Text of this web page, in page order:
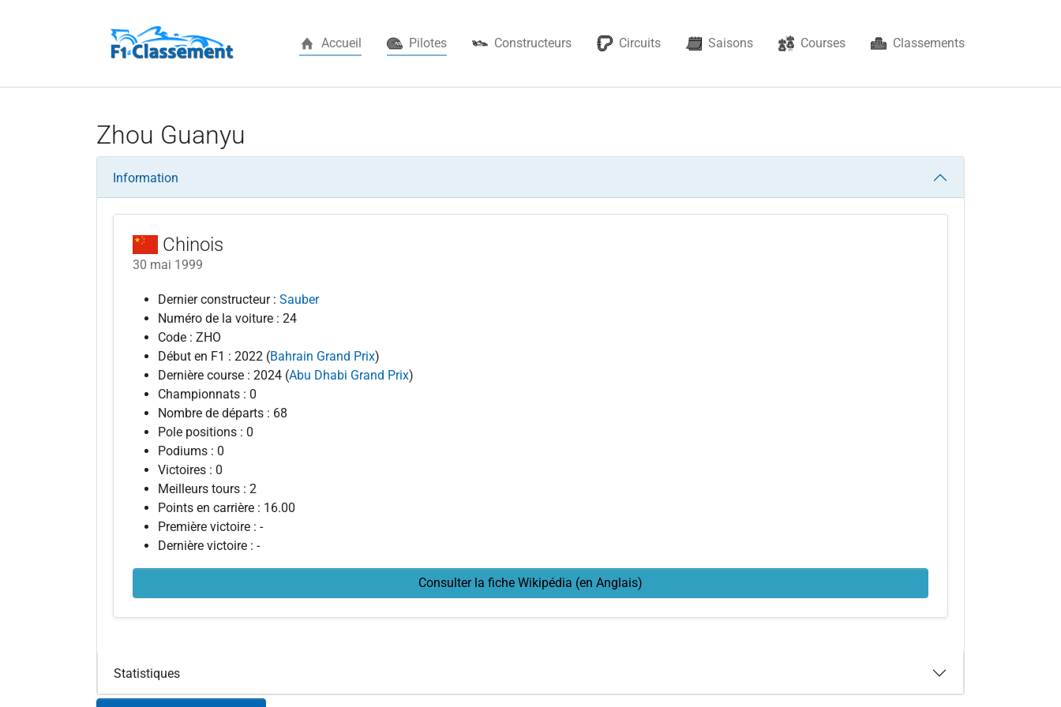
Accueil Pilotes(current) Constructeurs Circuits Saisons Courses Classements
Zhou Guanyu
Information
Chinois
30 mai 1999
Dernier constructeur : Sauber
Numéro de la voiture : 24
Code : ZHO
Début en F1 : 2022 (Bahrain Grand Prix)
Dernière course : 2024 (Abu Dhabi Grand Prix)
Championnats : 0
Nombre de départs : 68
Pole positions : 0
Podiums : 0
Victoires : 0
Meilleurs tours : 2
Points en carrière : 16.00
Première victoire : -
Dernière victoire : -
Consulter la fiche Wikipédia (en Anglais)
Statistiques